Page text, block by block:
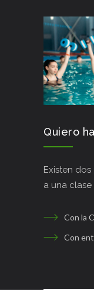
Quiero
Existen
a una clase
Con la
Con